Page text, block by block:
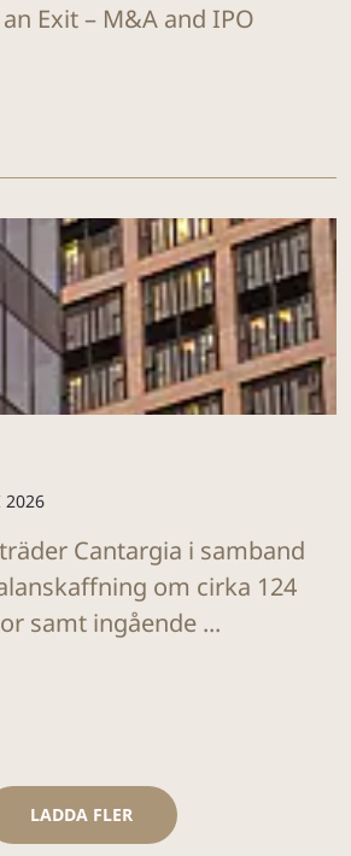
Exit – M&A and IPO
2026
Cantargia i samband
om cirka 124
samt ingående ...
LADDA FLER